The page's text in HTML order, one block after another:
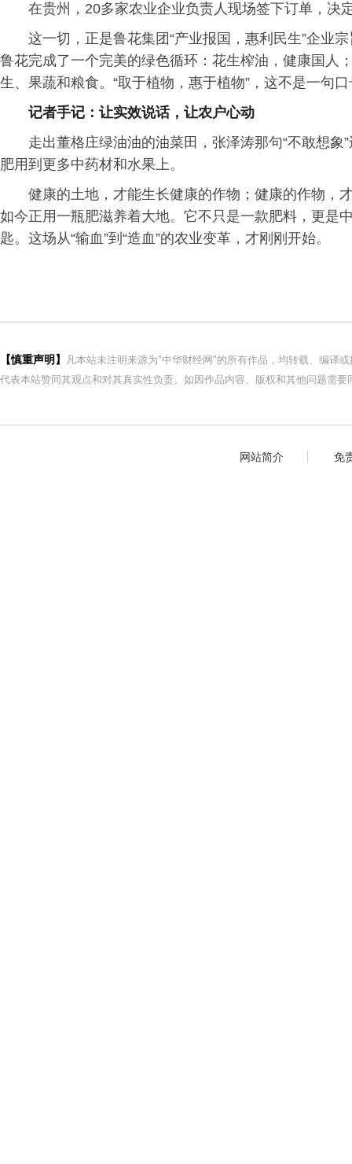
在贵州，20多家农业企业负责人现场签下订单，决
这一切，正是鲁花集团“产业报国，惠利民生”企业
鲁花完成了一个完美的绿色循环：花生榨油，健康国人
生、果蔬和粮食。“取于植物，惠于植物”，这不是一句
记者手记：让实效说话，让农户心动
走出董格庄绿油油的油菜田，张泽涛那句“不敢想
肥用到更多中药材和水果上。
健康的土地，才能生长健康的作物；健康的作物，
如今正用一瓶肥滋养着大地。它不只是一款肥料，更是
匙。这场从“输血”到“造血”的农业变革，才刚刚开始。
【慎重声明】
凡本站未注明来源为"中华财经网"的所有作品，均转载、编译
代表本站赞同其观点和对其真实性负责。如因作品内容、版权和其他问题需
网站简介 免